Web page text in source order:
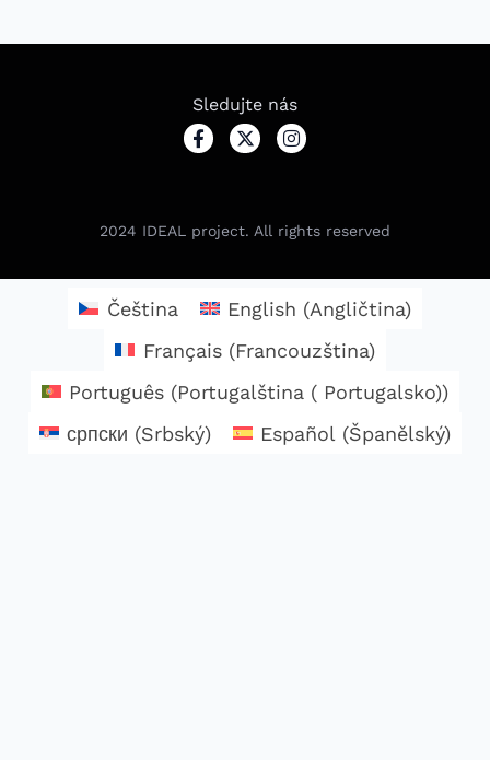
Sledujte nás
2024 IDEAL project. All rights reserved
Čeština English (Angličtina)
Français(Francouzština)
Português (Portugalština ( Portugalsko))
српски (Srbský) Español (Španělský)